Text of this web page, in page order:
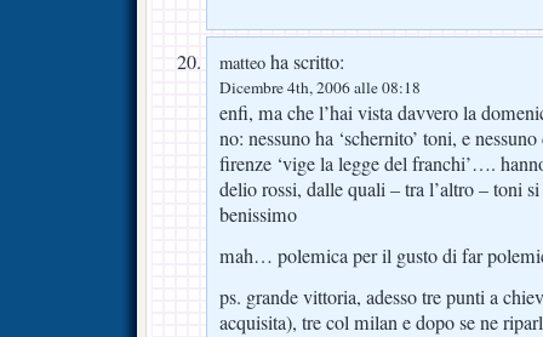
matteo ha scritto:
Dicembre 4th, 2006 alle 08:18
enfi, ma che l’hai vista davvero la
no: nessuno ha ‘schernito’ toni, e
firenze ‘vige la legge del franchi’….
delio rossi, dalle quali – tra l’altro – toni si
benissimo
mah… polemica per il gusto di far
ps. grande vittoria, adesso tre punti a
acquisita), tre col milan e dopo se ne